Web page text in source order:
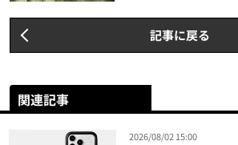
記事に戻る
関連記事
2026/08/02 15:00